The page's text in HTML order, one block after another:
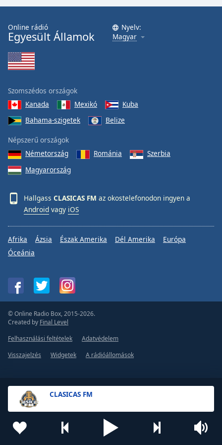
CLASICAS FM
Online rádió
Egyesült Államok
Nyelv:
Magyar
Szomszédos országok
Kanada
Mexikó
Kuba
Bahama-szigetek
Belize
Népszerű országok
Németország
Románia
Szerbia
Magyarország
Hallgass CLASICAS FM az okostelefonodon ingyen a
Android vagy iOS
Afrika Ázsia Észak Amerika Dél Amerika
Európa
Óceánia
© Online Radio Box, 2015-2026.
Created by Final Level
Felhasználási feltételek
Adatvédelem
Visszajelzés
Widgetek A rádióállomások